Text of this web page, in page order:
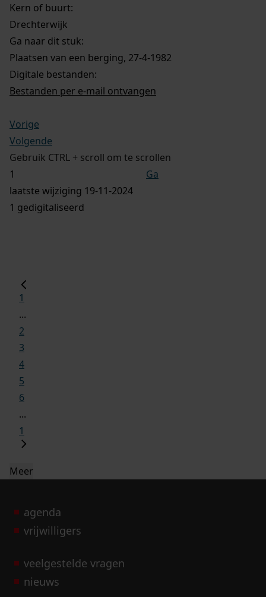
Kern of buurt:
Drechterwijk
Ga naar dit stuk:
Plaatsen van een berging, 27-4-1982
Digitale bestanden:
Bestanden per e-mail ontvangen
Vorige
Volgende
Gebruik CTRL + scroll om te scrollen
Ga
laatste wijziging 19-11-2024
1 gedigitaliseerd
1
...
2
3
4
5
6
...
1
Meer
agenda
vrijwilligers
veelgestelde vragen
nieuws